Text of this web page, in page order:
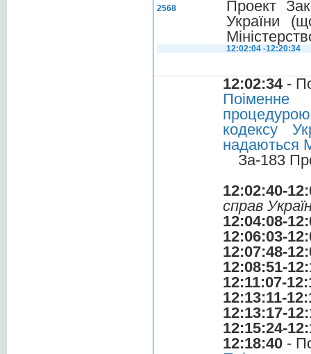
2568
Проект
України
12:02:04 -12:20:34
12:02:34-
Поіменне
кодексу
надаються
За-183
12:02:40-
справ
12:04:08-
12:06:03-
12:07:48-
12:08:51-
12:11:07-
12:13:11-
12:13:17-
12:15:24-
12:18:40 -